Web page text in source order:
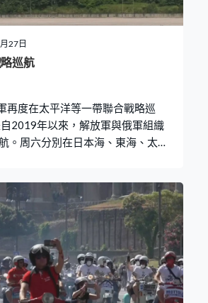
27日
略巡航
再度在太平洋等一帶聯合戰略巡
2019年以來，解放軍與俄軍組織
。周六分別在日本海、東海、太平